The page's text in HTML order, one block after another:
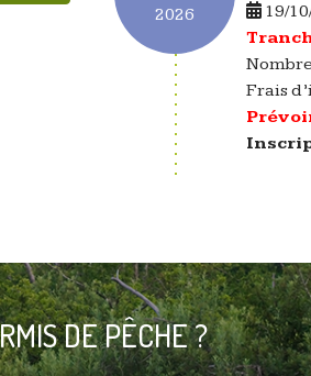
2026
19/
Frais
DE PÊCHE ?